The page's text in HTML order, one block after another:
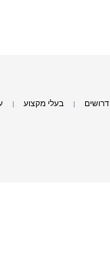
דרושים בעלי מקצוע